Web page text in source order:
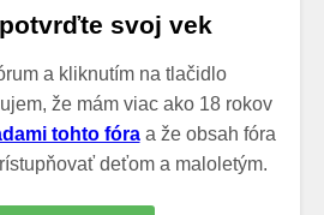
svoj vek
a kliknutím na tlačidlo
že mám viac ako 18 rokov
tohto fóraa že obsah fóra
deťom a maloletým.